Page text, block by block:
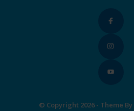
© Copyright 2026 - Theme By